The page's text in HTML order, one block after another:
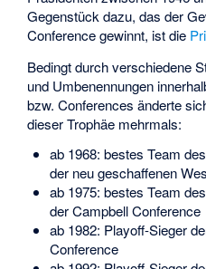
Gegenstück dazu, das der
Conference gewinnt, ist die
Bedingt durch verschiedene
und Umbenennungen
bzw. Conferences änderte
dieser Trophäe mehrmals:
ab 1968: bestes Team
der neu geschaffenen
ab 1975: bestes Team
der Campbell Conference
ab 1982: Playoff-Sieger
Conference